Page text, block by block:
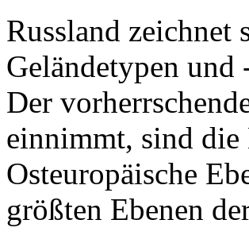
Russland zeichnet
Geländetypen
Der
einnimmt, sind die
Osteuropäische
größten Ebenen